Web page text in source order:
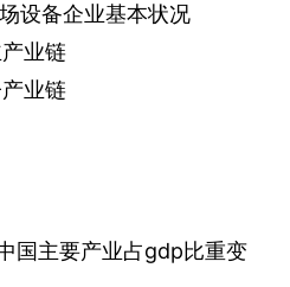
设备企业基本状况
业链
业链
国主要产业占gdp比重变